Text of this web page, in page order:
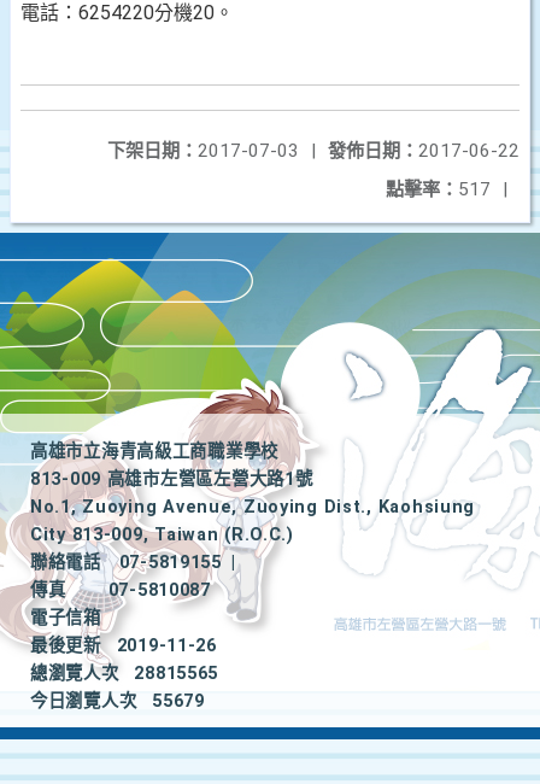
電話：6254220分機20。
發佈日期： 2017-06-22
下架日期： 2017-07-03
|
點擊率： 517 |
高雄市立海青高級工商職業學校
813-009 高雄市左營區左營大路1號
No.1, Zuoying Avenue, Zuoying Dist., Kaohsiung
City 813-009, Taiwan (R.O.C.)
聯絡電話
07-5819155
|
傳真
07-5810087
電子信箱
最後更新
2019-11-26
總瀏覽人次
28815565
今日瀏覽人次
55679